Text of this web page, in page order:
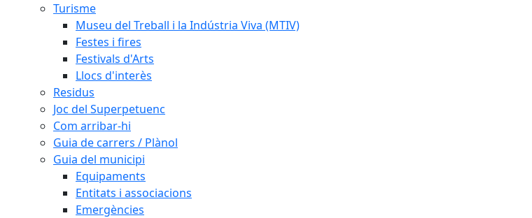
Turisme
Museu del Treball i la Indústria Viva (MTIV)
Festes i fires
Festivals d'Arts
Llocs d'interès
Residus
Joc del Superpetuenc
Com arribar-hi
Guia de carrers / Plànol
Guia del municipi
Equipaments
Entitats i associacions
Emergències